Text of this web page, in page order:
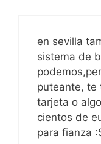
en sevilla
sistema de
puteante, te
tarjeta o
cientos de
para fianza